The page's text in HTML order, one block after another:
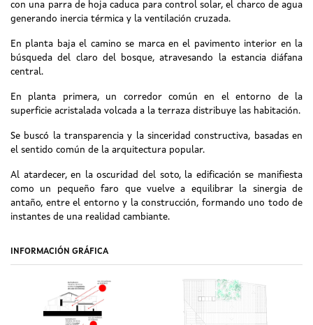
con una parra de hoja caduca para control solar, el charco de agua
generando inercia térmica y la ventilación cruzada.
En planta baja el camino se marca en el pavimento interior en la
búsqueda del claro del bosque, atravesando la estancia diáfana
central.
En planta primera, un corredor común en el entorno de la
superficie acristalada volcada a la terraza distribuye las habitación.
Se buscó la transparencia y la sinceridad constructiva, basadas en
el sentido común de la arquitectura popular.
Al atardecer, en la oscuridad del soto, la edificación se manifiesta
como un pequeño faro que vuelve a equilibrar la sinergia de
antaño, entre el entorno y la construcción, formando uno todo de
instantes de una realidad cambiante.
INFORMACIÓN GRÁFICA